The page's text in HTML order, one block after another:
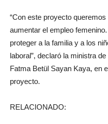
“Con este proyecto
aumentar el empleo
proteger a la familia y a los
laboral”, declaró la ministra
Fatma Betül Sayan Kaya, en
proyecto.
RELACIONADO: